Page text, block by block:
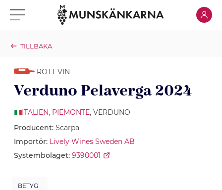
Klicka för meny Klicka
TILLBAKA
RÖTT VIN
Verduno Pelaverga 2024
ITALIEN, PIEMONTE, VERDUNO
Producent: Scarpa
Importör: Lively Wines Sweden AB
Systembolaget: 9390001
BETYG